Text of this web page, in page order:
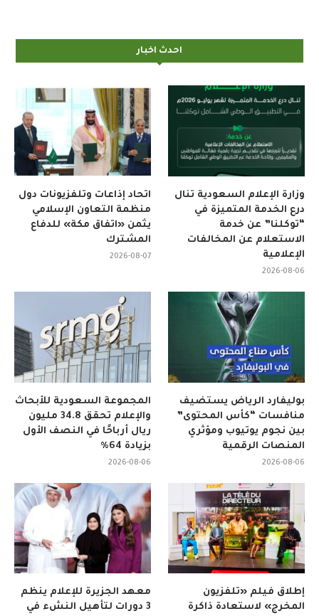
احدث اخبار
اتحاد إذاعات وتلفزيونات دول
منظمة التعاون الإسلامي
يثمن «اتفاق مكة» للدفاع
المشترك
2026-08-07
وزارة الإعلام السعودية تنال
درع الخدمة المتميزة في
“توكلنا” عن خدمة
الاستعلام عن المخالفات
الإعلامية
2026-08-06
المجموعة السعودية للأبحاث
والإعلام تحقق 34.8 مليون
ريال أرباحًا في النصف الأول
بزيادة 64%
2026-08-06
بوليفارد الرياض يستضيف
منافسات “كأس المحتوى”
بين نجوم يوتيوب ومؤثري
المنصات الرقمية
2026-08-06
معهد الجزيرة للإعلام ينظم
3 دورات لتأهيل النشء في
إطلاق فيلم «تلفزيون
المخرج» لاستعادة ذاكرة